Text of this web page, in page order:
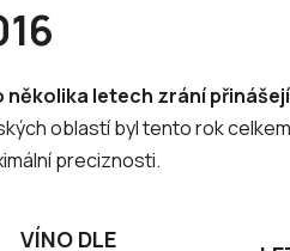
několika letech zrání
oblastí byl tento rok
preciznosti.
VÍNO DLE